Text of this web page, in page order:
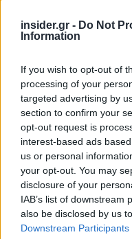
insider.gr - Do Not
Information
If you wish to opt-out of
processing of your
targeted advertising by
section to confirm your
opt-out request is
interest-based ads
us or personal
your opt-out. You may
disclosure of your
IAB’s list of downstream
also be disclosed by us
Downstream Participants
Η αιολική